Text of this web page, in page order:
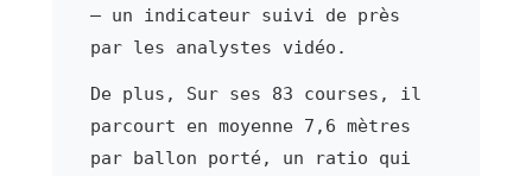
— un indicateur suivi de près
par les analystes vidéo.
De plus, Sur ses 83 courses, il
parcourt en moyenne 7,6 mètres
par ballon porté, un ratio qui